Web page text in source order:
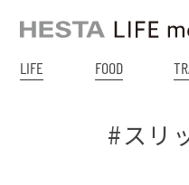
LIFE FOOD
#スリ